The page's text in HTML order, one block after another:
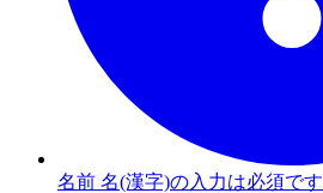
名前 名(漢字)の入力は必須です